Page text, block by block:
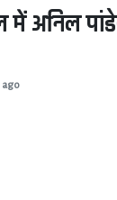
में अनिल
ago